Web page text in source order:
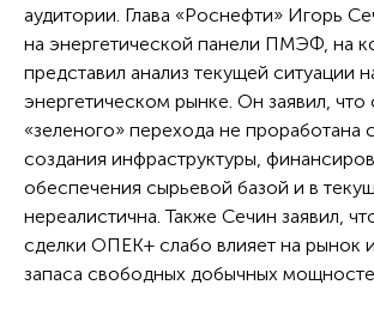
аудитории. Глава «Роснефти» Игорь
на энергетической панели ПМЭФ, на
представил анализ текущей ситуации
энергетическом рынке. Он заявил, что
«зеленого» перехода не проработана
создания инфраструктуры,
обеспечения сырьевой базой и в
нереалистична. Также Сечин заявил,
сделки ОПЕК+ слабо влияет на рынок
запаса свободных добычных